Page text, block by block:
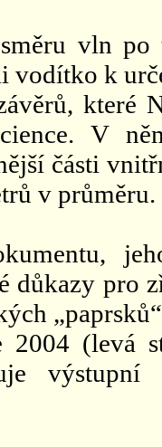
vln po
vodítko k
V
části
v průměru.
důkazy pro
(levá
výstupní